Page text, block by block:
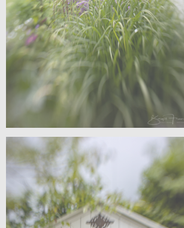
Offene Gärten – Wohngarten
Sanders – Velen